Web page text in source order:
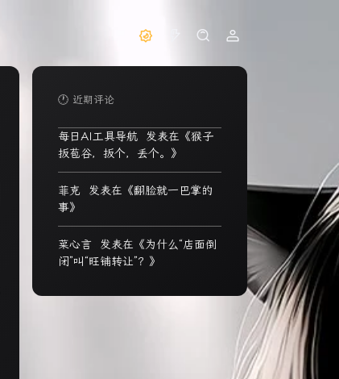
🕐 近期评论
每日AI工具导航 发表在《猴子
扳苞谷，扳个，丢个。 》
菲克 发表在《翻脸就一巴掌的
事》
菜心言 发表在《为什么“店面倒
闭”叫“旺铺转让”？ 》